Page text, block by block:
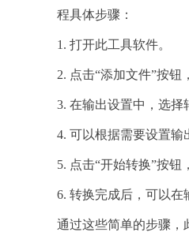
程具体步骤：
1. 打开此工具软件。
2. 点击“添加文件”按钮
3. 在输出设置中，选择
4. 可以根据需要设置输
5. 点击“开始转换”按钮
6. 转换完成后，可以在
通过这些简单的步骤，